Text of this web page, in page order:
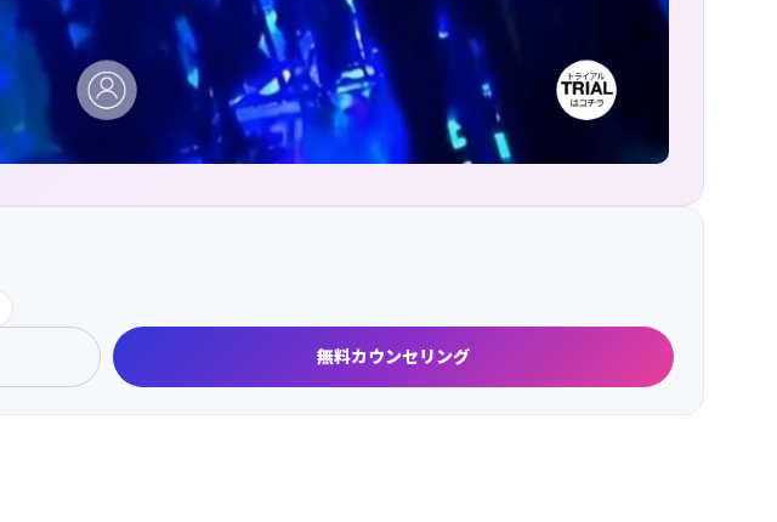
無料カウンセリング